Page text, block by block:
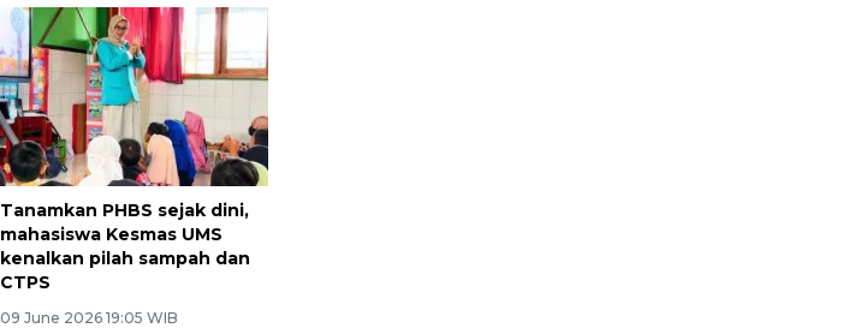
Tanamkan PHBS sejak dini,
mahasiswa Kesmas UMS
kenalkan pilah sampah dan
CTPS
09 June 2026 19:05 WIB